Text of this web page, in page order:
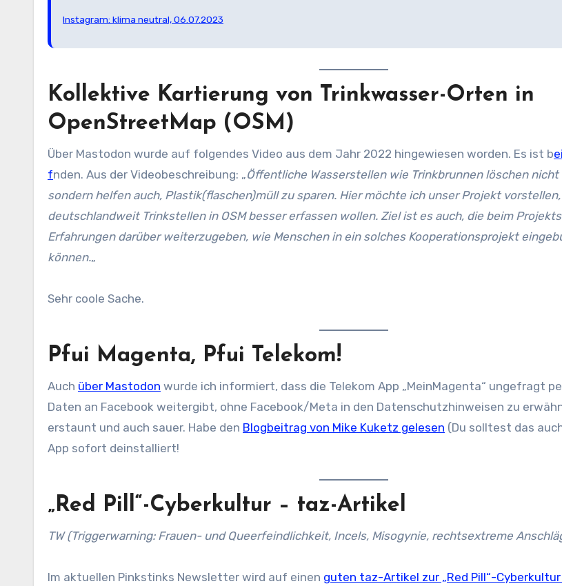
Instagram: klima neutral, 06.07.2023
Kollektive Kartierung von Trinkwasser-Orten in
OpenStreetMap (OSM)
Über Mastodon wurde auf folgendes Video aus dem Jahr 2022 hingewiesen worden. Es ist b
finden. Aus der Videobeschreibung: „Öffentliche Wasserstellen wie Trinkbrunnen löschen nicht
sondern helfen auch, Plastik(flaschen)müll zu sparen. Hier möchte ich unser Projekt
deutschlandweit Trinkstellen in OSM besser erfassen wollen. Ziel ist es auch, die beim
Erfahrungen darüber weiterzugeben, wie Menschen in ein solches Kooperationsprojekt
können.„
Sehr coole Sache.
Pfui Magenta, Pfui Telekom!
Auch über Mastodon wurde ich informiert, dass die Telekom App „MeinMagenta“ ungefragt
Daten an Facebook weitergibt, ohne Facebook/Meta in den Datenschutzhinweisen zu
erstaunt und auch sauer. Habe den Blogbeitrag von Mike Kuketz gelesen (Du solltest das
App sofort deinstalliert!
„Red Pill“-Cyberkultur – taz-Artikel
TW (Triggerwarning: Frauen- und Queerfeindlichkeit, Incels, Misogynie, rechtsextreme
Im aktuellen Pinkstinks Newsletter wird auf einen guten taz-Artikel zur „Red Pill“-